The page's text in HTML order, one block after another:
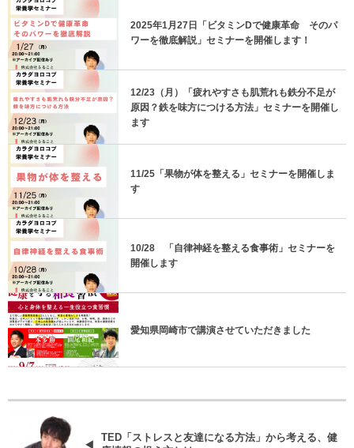
2025年1月27日「ビタミンDで健康革命 そのパ
ワーを徹底解説」セミナーを開催します！
12/23（月）「疲れやすさも肌荒れも鉄分不足が
原因？鉄を味方につける方法」セミナーを開催し
ます
11/25「果物が体を整える」セミナーを開催しま
す
10/28 「自律神経を整える食事術」セミナーを
開催します
愛知県岡崎市で講演させていただきました
TED「ストレスと友達になる方法」から考える、健